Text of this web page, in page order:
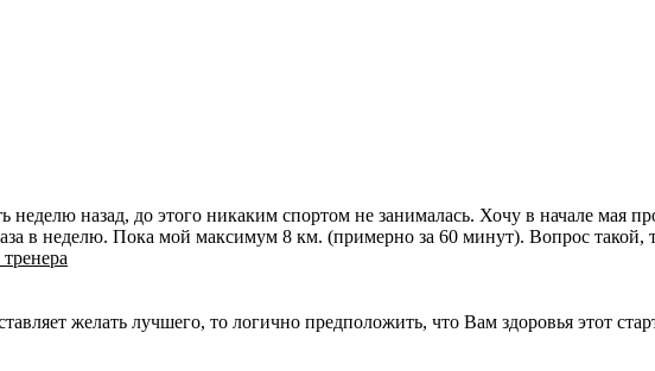
неделю назад, до этого никаким спортом не занималась. Хочу в начале мая
в неделю. Пока мой максимум 8 км. (примерно за 60 минут). Вопрос такой,
желать лучшего, то логично предположить, что Вам здоровья этот